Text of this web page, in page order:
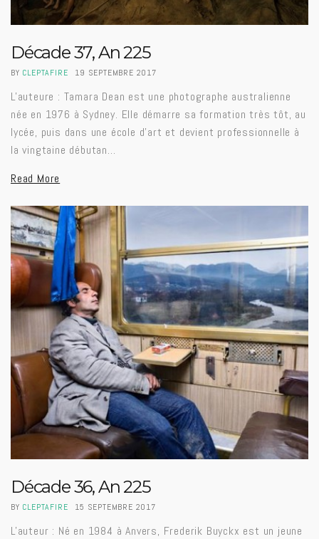
Décade 37, An 225
BY CLEPTAFIRE 19 SEPTEMBRE 2017
L'auteure : Tamara Dean est une photographe australienne
née en 1976 à Sydney. Elle démarre sa formation très tôt, au
lycée, puis dans une école d'art et devient professionnelle à
la vingtaine débutan…
Read More
Décade 36, An 225
BY CLEPTAFIRE 15 SEPTEMBRE 2017
L'auteur : Né en 1984 à Anvers, Frederik Buyckx est un jeune